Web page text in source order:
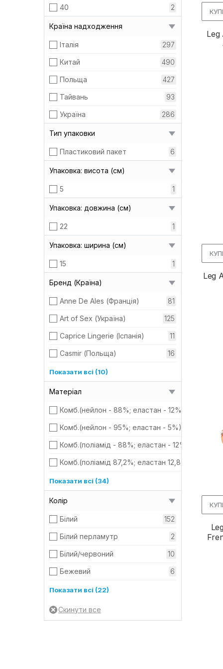
M/L 47
XS/S 37
XXL/XXXL 97
40 2
Країна надходження
Італія 297
Китай 490
Польща 427
Тайвань 93
Україна 286
Тип упаковки
Пластиковий пакет 6
Упаковка: висота (см)
5 1
Упаковка: довжина (см)
22 1
Упаковка: ширина (см)
15 1
Бренд (Країна)
Anne De Ales (Франція) 81
Art of Sex (Україна) 125
Caprice Lingerie (Іспанія) 11
Casmir (Польща) 16
D&A (Україна)
Dorcel (Франція) 5
Fashion Secret (Франція) 32
Intt (Бразилія-Португалія) 2
JSY (Китай) 249
Leg Avenue (США) 305
Obsessive (Польща) 341
Показати всі (10)
Матеріал
Комб.(нейлон - 88%; еластан - 12%)
Комб.(нейлон - 95%; еластан - 5%)
Комб.(поліамід - 88%; еластан - 12%)
Комб.(поліамід 87,2%; еластан 12,8%)
Комб.(поліамід 91%; еластан 9%)
Комб.(поліамід 92%; еластан 8%)
Комб.(поліамід 94%; еластан 6%)
Комб.(поліестер - 73%; еластан - 27%)
Комб.(поліестер 85%; еластан 10%; поліамід
Комб.(поліуретан 60%; поліестер 40%)
Комбін. (бавовна 70% поліестер 25%
Комбін. (бавовна 97%, спандекс 3%)
Показати всі (34)
Колір
Білий 152
Білий перламутр 2
Білий/червоний 10
Бежевий 6
Белый/синий
Блакитний
Блакитний перламутр 3
Показати всі (22)
Leg
Leg